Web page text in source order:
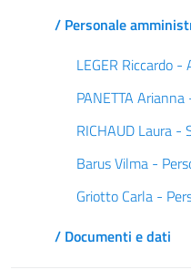
/ Personale
LEGER Riccardo -
PANETTA
RICHAUD Laura -
Barus Vilma -
Griotto Carla -
/ Documenti e dati